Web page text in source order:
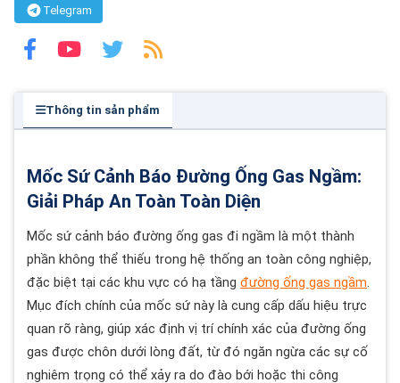
Telegram
Thông tin sản phẩm
Mốc Sứ Cảnh Báo Đường Ống Gas Ngầm:
Giải Pháp An Toàn Toàn Diện
Mốc sứ cảnh báo đường ống gas đi ngầm là một thành
phần không thể thiếu trong hệ thống an toàn công nghiệp,
đặc biệt tại các khu vực có hạ tầng đường ống gas ngầm.
Mục đích chính của mốc sứ này là cung cấp dấu hiệu trực
quan rõ ràng, giúp xác định vị trí chính xác của đường ống
gas được chôn dưới lòng đất, từ đó ngăn ngừa các sự cố
nghiêm trọng có thể xảy ra do đào bới hoặc thi công